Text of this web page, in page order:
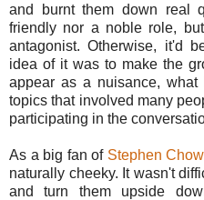
and burnt them down real
friendly nor a noble role,
antagonist. Otherwise, it'd
idea of it was to make the
appear as a nuisance,
topics that involved many
participating in the
As a big fan of Stephen Chow
naturally cheeky. It wasn't
and turn them upside